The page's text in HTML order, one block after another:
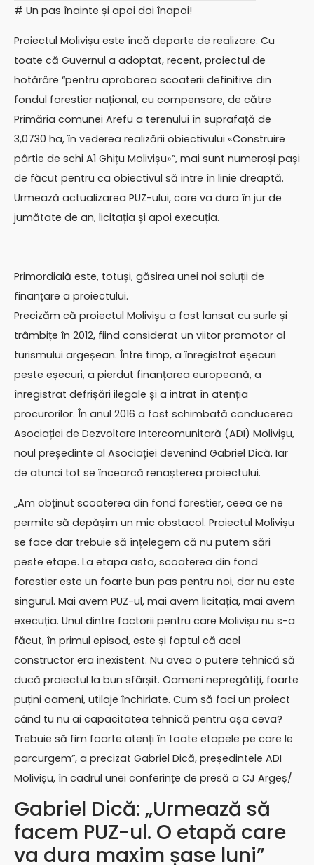
# Un pas înainte și apoi doi înapoi!
Proiectul Molivișu este încă departe de realizare. Cu
toate că Guvernul a adoptat, recent, proiectul de
hotărâre “pentru aprobarea scoaterii definitive din
fondul forestier național, cu compensare, de către
Primăria comunei Arefu a terenului în suprafață de
3,0730 ha, în vederea realizării obiectivului «Construire
pârtie de schi A1 Ghițu Molivișu»”, mai sunt numeroși pași
de făcut pentru ca obiectivul să intre în linie dreaptă.
Urmează actualizarea PUZ-ului, care va dura în jur de
jumătate de an, licitația și apoi execuția.
Primordială este, totuși, găsirea unei noi soluții de
finanțare a proiectului.
Precizăm că proiectul Molivișu a fost lansat cu surle și
trâmbițe în 2012, fiind considerat un viitor promotor al
turismului argeșean. Între timp, a înregistrat eșecuri
peste eșecuri, a pierdut finanțarea europeană, a
înregistrat defrișări ilegale și a intrat în atenția
procurorilor. În anul 2016 a fost schimbată conducerea
Asociației de Dezvoltare Intercomunitară (ADI) Molivișu,
noul președinte al Asociației devenind Gabriel Dică. Iar
de atunci tot se încearcă renașterea proiectului.
„Am obținut scoaterea din fond forestier, ceea ce ne
permite să depășim un mic obstacol. Proiectul Molivișu
se face dar trebuie să înțelegem că nu putem sări
peste etape. La etapa asta, scoaterea din fond
forestier este un foarte bun pas pentru noi, dar nu este
singurul. Mai avem PUZ-ul, mai avem licitația, mai avem
execuția. Unul dintre factorii pentru care Molivișu nu s-a
făcut, în primul episod, este și faptul că acel
constructor era inexistent. Nu avea o putere tehnică să
ducă proiectul la bun sfârșit. Oameni nepregătiți, foarte
puțini oameni, utilaje închiriate. Cum să faci un proiect
când tu nu ai capacitatea tehnică pentru așa ceva?
Trebuie să fim foarte atenți în toate etapele pe care le
parcurgem”, a precizat Gabriel Dică, președintele ADI
Molivișu, în cadrul unei conferințe de presă a CJ Argeș/
Gabriel Dică: „Urmează să
facem PUZ-ul. O etapă care
va dura maxim șase luni”